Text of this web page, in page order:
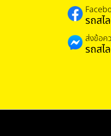
รถส
ส่งข้อค
รถส